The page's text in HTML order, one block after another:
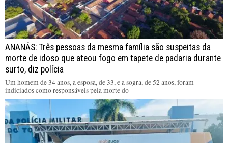
ANANÁS: Três pessoas da mesma família são suspeitas da
morte de idoso que ateou fogo em tapete de padaria durante
surto, diz polícia
Um homem de 34 anos, a esposa, de 33, e a sogra, de 52 anos, foram
indiciados como responsáveis pela morte do